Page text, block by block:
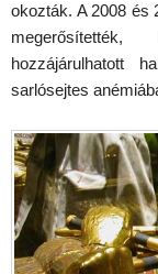
okozták. A 2008 és
hozzájárulhatott
sarlósejtes